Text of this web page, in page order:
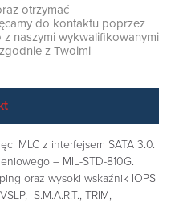
otrzymać
do kontaktu poprzez
naszymi wykwalifikowanymi
z Twoimi
MLC z interfejsem SATA 3.0.
– MIL-STD-810G.
oraz wysoki wskaźnik IOPS
S.M.A.R.T., TRIM,